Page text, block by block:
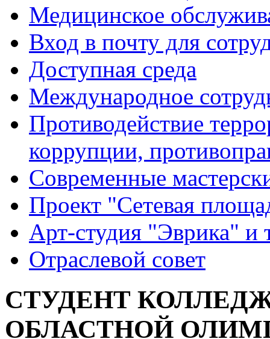
Медицинское
Вход в почту для
Доступная среда
Международное
Противодействие
коррупции,
Современные
Проект "Сетевая
Арт-студия "Эврика" и
Отраслевой совет
СТУДЕНТ
ОБЛАСТНОЙ